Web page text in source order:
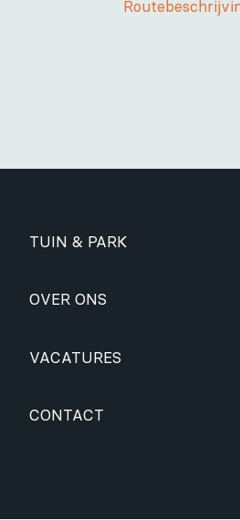
TUIN & PARK
OVER ONS
VACATURES
CONTACT